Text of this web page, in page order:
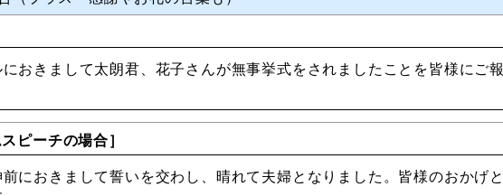
おきまして太朗君、花子さんが無事挙式をされましたことを皆様にご報
ピーチの場合］
におきまして誓いを交わし、晴れて夫婦となりました。皆様のおかげと